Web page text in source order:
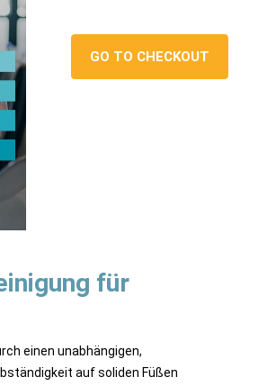
GO TO CHECKOUT
für
einen unabhängigen,
auf soliden Füßen